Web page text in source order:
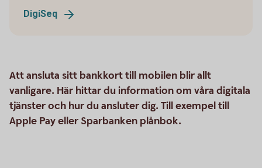
DigiSeq
Att ansluta sitt bankkort till mobilen blir allt
vanligare. Här hittar du information om våra digitala
tjänster och hur du ansluter dig. Till exempel till
Apple Pay eller Sparbanken plånbok.